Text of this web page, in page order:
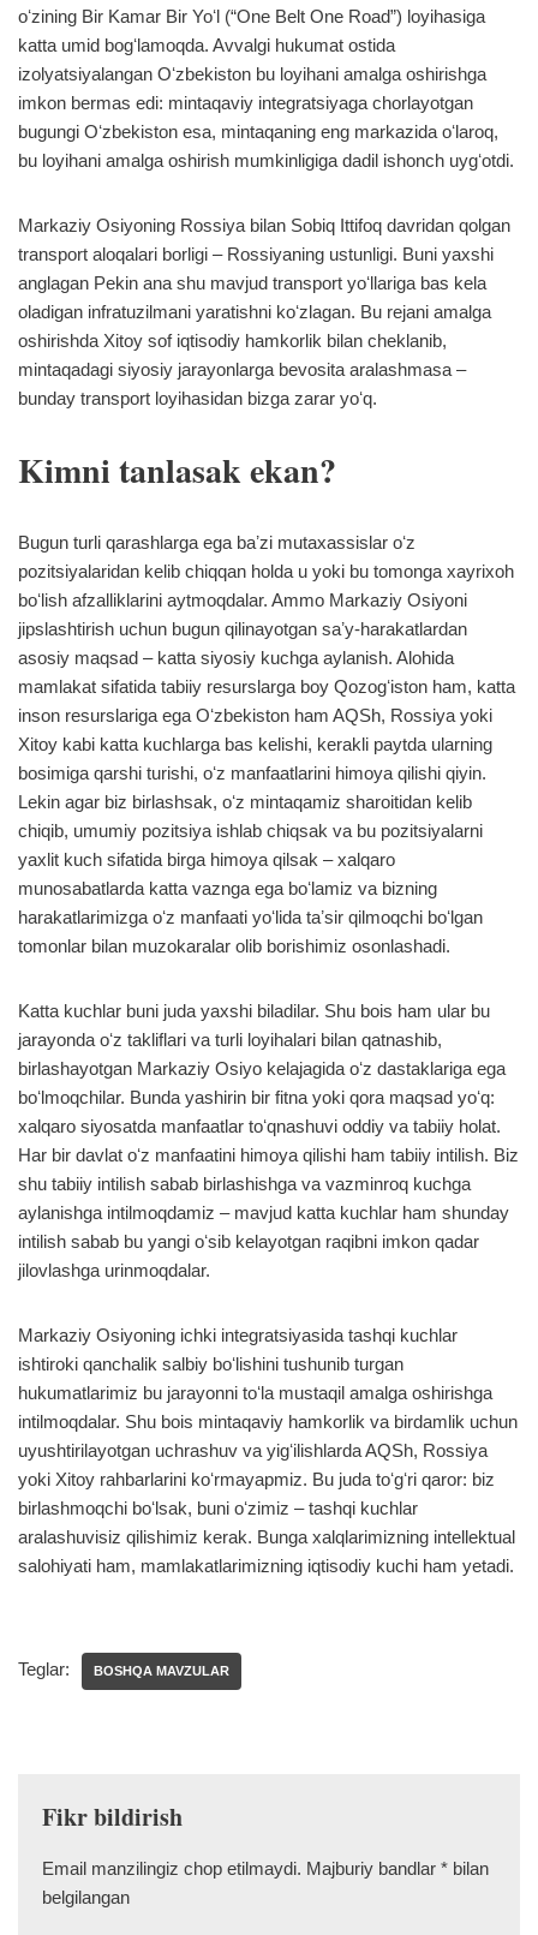
oʻzining Bir Kamar Bir Yoʻl (“One Belt One Road”) loyihasiga
katta umid bogʻlamoqda. Avvalgi hukumat ostida
izolyatsiyalangan Oʻzbekiston bu loyihani amalga oshirishga
imkon bermas edi: mintaqaviy integratsiyaga chorlayotgan
bugungi Oʻzbekiston esa, mintaqaning eng markazida oʻlaroq,
bu loyihani amalga oshirish mumkinligiga dadil ishonch uygʻotdi.
Markaziy Osiyoning Rossiya bilan Sobiq Ittifoq davridan qolgan
transport aloqalari borligi – Rossiyaning ustunligi. Buni yaxshi
anglagan Pekin ana shu mavjud transport yoʻllariga bas kela
oladigan infratuzilmani yaratishni koʻzlagan. Bu rejani amalga
oshirishda Xitoy sof iqtisodiy hamkorlik bilan cheklanib,
mintaqadagi siyosiy jarayonlarga bevosita aralashmasa –
bunday transport loyihasidan bizga zarar yoʻq.
Kimni tanlasak ekan?
Bugun turli qarashlarga ega baʼzi mutaxassislar oʻz
pozitsiyalaridan kelib chiqqan holda u yoki bu tomonga xayrixoh
boʻlish afzalliklarini aytmoqdalar. Ammo Markaziy Osiyoni
jipslashtirish uchun bugun qilinayotgan saʼy-harakatlardan
asosiy maqsad – katta siyosiy kuchga aylanish. Alohida
mamlakat sifatida tabiiy resurslarga boy Qozogʻiston ham, katta
inson resurslariga ega Oʻzbekiston ham AQSh, Rossiya yoki
Xitoy kabi katta kuchlarga bas kelishi, kerakli paytda ularning
bosimiga qarshi turishi, oʻz manfaatlarini himoya qilishi qiyin.
Lekin agar biz birlashsak, oʻz mintaqamiz sharoitidan kelib
chiqib, umumiy pozitsiya ishlab chiqsak va bu pozitsiyalarni
yaxlit kuch sifatida birga himoya qilsak – xalqaro
munosabatlarda katta vaznga ega boʻlamiz va bizning
harakatlarimizga oʻz manfaati yoʻlida taʼsir qilmoqchi boʻlgan
tomonlar bilan muzokaralar olib borishimiz osonlashadi.
Katta kuchlar buni juda yaxshi biladilar. Shu bois ham ular bu
jarayonda oʻz takliflari va turli loyihalari bilan qatnashib,
birlashayotgan Markaziy Osiyo kelajagida oʻz dastaklariga ega
boʻlmoqchilar. Bunda yashirin bir fitna yoki qora maqsad yoʻq:
xalqaro siyosatda manfaatlar toʻqnashuvi oddiy va tabiiy holat.
Har bir davlat oʻz manfaatini himoya qilishi ham tabiiy intilish. Biz
shu tabiiy intilish sabab birlashishga va vazminroq kuchga
aylanishga intilmoqdamiz – mavjud katta kuchlar ham shunday
intilish sabab bu yangi oʻsib kelayotgan raqibni imkon qadar
jilovlashga urinmoqdalar.
Markaziy Osiyoning ichki integratsiyasida tashqi kuchlar
ishtiroki qanchalik salbiy boʻlishini tushunib turgan
hukumatlarimiz bu jarayonni toʻla mustaqil amalga oshirishga
intilmoqdalar. Shu bois mintaqaviy hamkorlik va birdamlik uchun
uyushtirilayotgan uchrashuv va yigʻilishlarda AQSh, Rossiya
yoki Xitoy rahbarlarini koʻrmayapmiz. Bu juda toʻgʻri qaror: biz
birlashmoqchi boʻlsak, buni oʻzimiz – tashqi kuchlar
aralashuvisiz qilishimiz kerak. Bunga xalqlarimizning intellektual
salohiyati ham, mamlakatlarimizning iqtisodiy kuchi ham yetadi.
Teglar: BOSHQA MAVZULAR
Fikr bildirish
Email manzilingiz chop etilmaydi. Majburiy bandlar * bilan
belgilangan